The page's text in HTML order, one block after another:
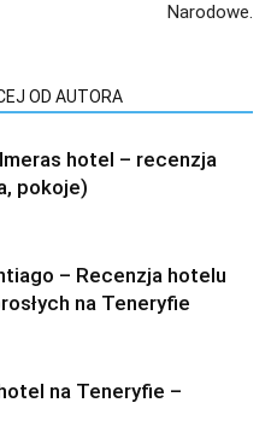
Narodowe.
OD AUTORA
hotel – recenzja
pokoje)
– Recenzja hotelu
na Teneryfie
na Teneryfie –